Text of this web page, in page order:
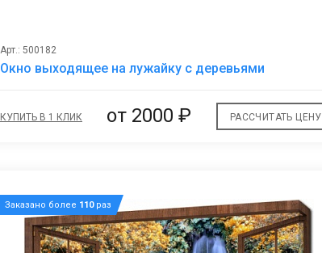
Арт.: 500182
Окно выходящее на лужайку с деревьями
КУПИТЬ В 1 КЛИК от 2000 ₽ РАССЧИТАТЬ ЦЕНУ
Заказано более 110раз